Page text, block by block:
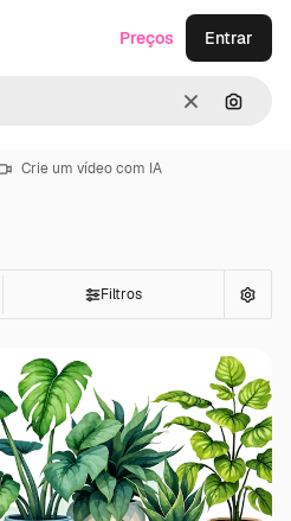
Limpar
Preços Entrar
Crie um vídeo com IA
Filtros